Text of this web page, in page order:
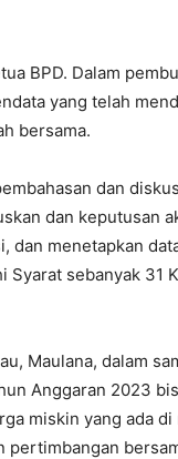
BPD. Dalam
yang telah
bersama.
dan
dan keputusan
dan menetapkan
Syarat sebanyak 31
Maulana, dalam
Anggaran 2023
miskin yang ada
pertimbangan